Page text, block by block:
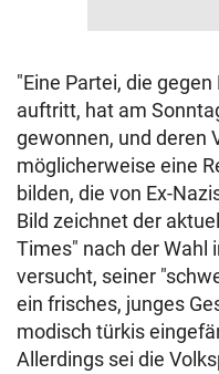
"Eine Partei, die
auftritt, hat am
gewonnen, und deren
möglicherweise eine
bilden, die von Ex-
Bild zeichnet der
Times" nach der Wahl
versucht, seiner
ein frisches, junges
modisch türkis
Allerdings sei die